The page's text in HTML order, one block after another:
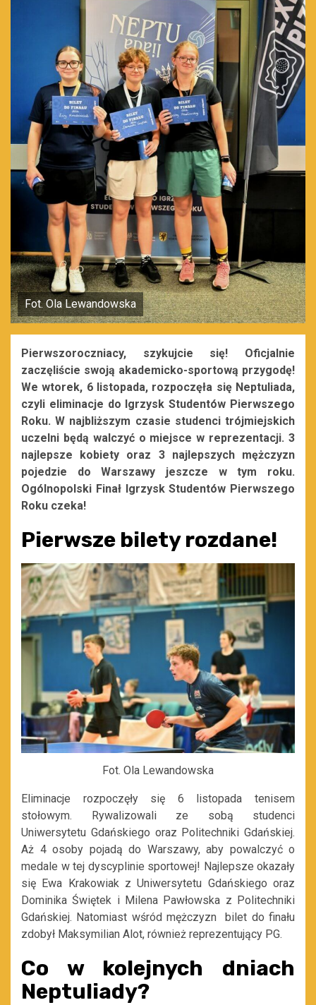
Fot. Ola Lewandowska
Pierwszoroczniacy, szykujcie się! Oficjalnie
zaczęliście swoją akademicko-sportową przygodę!
We wtorek, 6 listopada, rozpoczęła się Neptuliada,
czyli eliminacje do Igrzysk Studentów Pierwszego
Roku. W najbliższym czasie studenci trójmiejskich
uczelni będą walczyć o miejsce w reprezentacji. 3
najlepsze kobiety oraz 3 najlepszych mężczyzn
pojedzie do Warszawy jeszcze w tym roku.
Ogólnopolski Finał Igrzysk Studentów Pierwszego
Roku czeka!
Pierwsze bilety rozdane!
Fot. Ola Lewandowska
Eliminacje rozpoczęły się 6 listopada tenisem
stołowym. Rywalizowali ze sobą studenci
Uniwersytetu Gdańskiego oraz Politechniki Gdańskiej.
Aż 4 osoby pojadą do Warszawy, aby powalczyć o
medale w tej dyscyplinie sportowej! Najlepsze okazały
się Ewa Krakowiak z Uniwersytetu Gdańskiego oraz
Dominika Świętek i Milena Pawłowska z Politechniki
Gdańskiej. Natomiast wśród mężczyzn bilet do finału
zdobył Maksymilian Alot, również reprezentujący PG.
Co w kolejnych dniach
Neptuliady?